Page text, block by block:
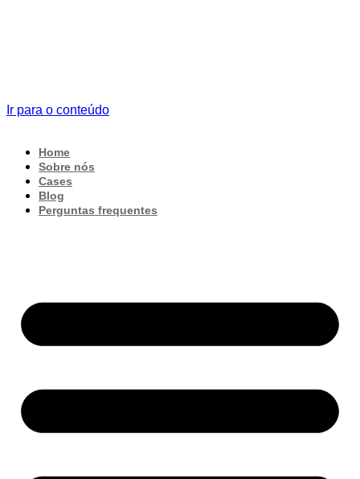
Ir para o conteúdo
Home
Sobre nós
Cases
Blog
Perguntas frequentes